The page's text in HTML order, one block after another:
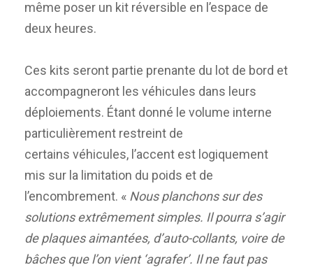
même poser un kit réversible en l’espace de
deux heures.
Ces kits seront partie prenante du lot de bord et
accompagneront les véhicules dans leurs
déploiements. Étant donné le volume interne
particulièrement restreint de
certains véhicules, l’accent est logiquement
mis sur la limitation du poids et de
l’encombrement. « Nous planchons sur des
solutions extrêmement simples. Il pourra s’agir
de plaques aimantées, d’auto-collants, voire de
bâches que l’on vient ‘agrafer’. Il ne faut pas